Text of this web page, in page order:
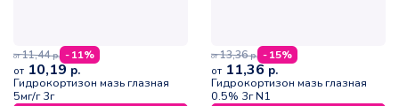
от 11,44р. - 11%
от 10,19 р.
Гидрокортизон мазь глазная
5мг/г 3г
от 13,36р. - 15%
от 11,36 р.
Гидрокортизон мазь глазная
0.5% 3г N1